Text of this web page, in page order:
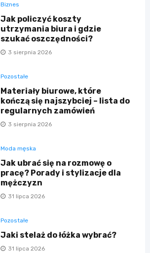
Biznes
Jak policzyć koszty
utrzymania biura i gdzie
szukać oszczędności?
3 sierpnia 2026
Pozostałe
Materiały biurowe, które
kończą się najszybciej – lista do
regularnych zamówień
3 sierpnia 2026
Moda męska
Jak ubrać się na rozmowę o
pracę? Porady i stylizacje dla
mężczyzn
31 lipca 2026
Pozostałe
Jaki stelaż do łóżka wybrać?
31 lipca 2026